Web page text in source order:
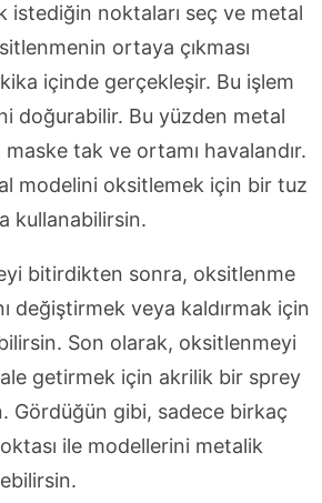
istediğin noktaları seç ve metal
ortaya çıkması
içinde gerçekleşir. Bu işlem
doğurabilir. Bu yüzden metal
maske tak ve ortamı havalandır.
modelini oksitlemek için bir tuz
kullanabilirsin.
bitirdikten sonra, oksitlenme
değiştirmek veya kaldırmak için
Son olarak, oksitlenmeyi
getirmek için akrilik bir sprey
Gördüğün gibi, sadece birkaç
ile modellerini metalik